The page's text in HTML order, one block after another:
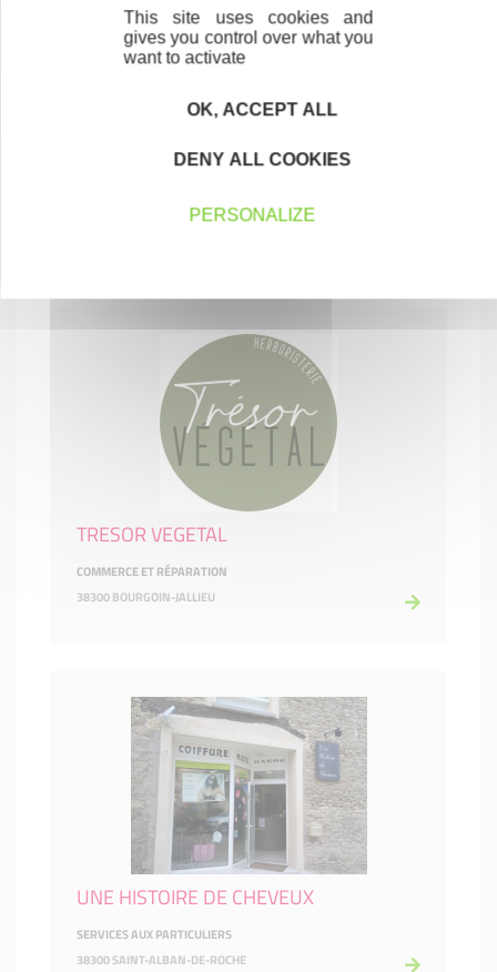
location de camion avec chauffeur
TRESOR VEGETAL
COMMERCE ET RÉPARATION
38300 BOURGOIN-JALLIEU
UNE HISTOIRE DE CHEVEUX
SERVICES AUX PARTICULIERS
38300 SAINT-ALBAN-DE-ROCHE
This site uses cookies and
gives you control over what you
want to activate
OK, ACCEPT ALL
DENY ALL COOKIES
PERSONALIZE